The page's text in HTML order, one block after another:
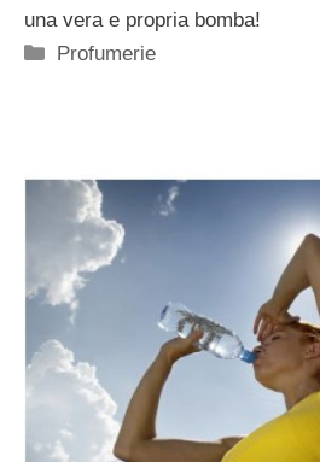
una vera e propria bomba!
Categorie
Profumerie